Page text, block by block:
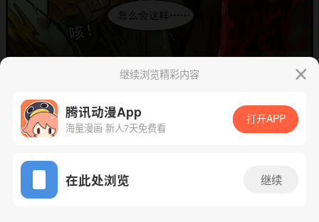
App免费看
下一话 腾漫App免费看
继续浏览精彩内容
腾讯动漫App
海量漫画 新人7天免费看
打开APP
在此处浏览 继续